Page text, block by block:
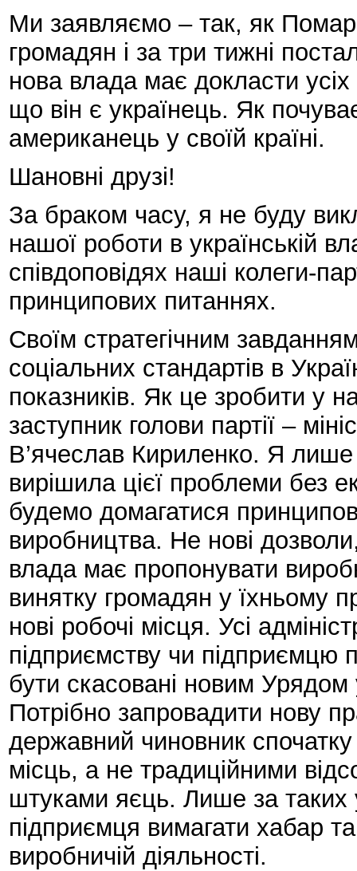
Ми заявляємо – так, як
громадян і за три тижні
нова влада має докласти
що він є українець. Як
американець у своїй країні.
Шановні друзі!
За браком часу, я не буду
нашої роботи в українській
співдоповідях наші колеги-
принципових питаннях.
Своїм стратегічним
соціальних стандартів в
показників. Як це зробити у
заступник голови партії –
В’ячеслав Кириленко. Я лише
вирішила цієї проблеми без
будемо домагатися
виробництва. Не нові
влада має пропонувати
винятку громадян у їхньому
нові робочі місця. Усі
підприємству чи підприємцю
бути скасовані новим
Потрібно запровадити нову
державний чиновник спочатку
місць, а не традиційними
штуками яєць. Лише за таких
підприємця вимагати хабар
виробничій діяльності.